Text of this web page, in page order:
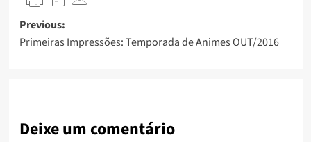
Previous:
Primeiras Impressões: Temporada de Animes OUT/2016
Deixe um comentário